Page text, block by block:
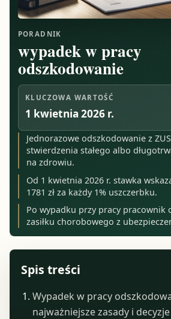
PORADNIK
wypadek w pracy
odszkodowanie
KLUCZOWA WARTOŚĆ
1 kwietnia 2026 r.
Jednorazowe odszkodowanie z
stwierdzenia stałego albo
na zdrowiu.
Od 1 kwietnia 2026 r. stawka
1781 zł za każdy 1% uszczerbku.
Po wypadku przy pracy pracownik
zasiłku chorobowego z
Spis treści
Wypadek w pracy
najważniejsze zasady i